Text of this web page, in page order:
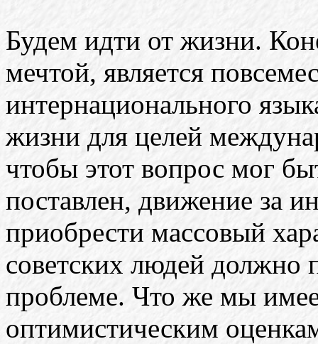
Будем идти от жизни.
мечтой, является
интернационального
жизни для целей
чтобы этот вопрос мог
поставлен, движение за
приобрести массовый
советских людей должно
проблеме. Что же мы
оптимистическим